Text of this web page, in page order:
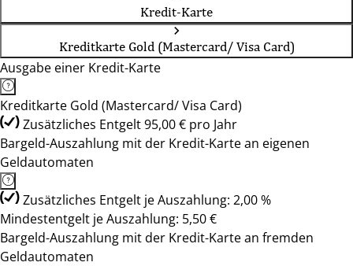
Kredit-Karte
Kreditkarte Gold (Mastercard/ Visa Card)
Ausgabe einer Kredit-Karte
Kreditkarte Gold (Mastercard/ Visa Card)
Zusätzliches Entgelt 95,00 € pro Jahr
Bargeld-Auszahlung mit der Kredit-Karte an eigenen
Geldautomaten
Zusätzliches Entgelt je Auszahlung: 2,00 %
Mindestentgelt je Auszahlung: 5,50 €
Bargeld-Auszahlung mit der Kredit-Karte an fremden
Geldautomaten